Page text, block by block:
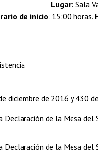
Lugar: Sala
de inicio: 15:00 horas.
diciembre de 2016 y 430
Declaración de la Mesa
Declaración de la Mesa del